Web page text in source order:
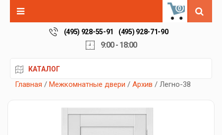
0
(495) 928-55-91 (495) 928-71-90
9:00 - 18:00
КАТАЛОГ
Главная / Межкомнатные двери / Архив / Легно-38